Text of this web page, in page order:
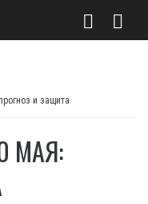
и защита
МАЯ: